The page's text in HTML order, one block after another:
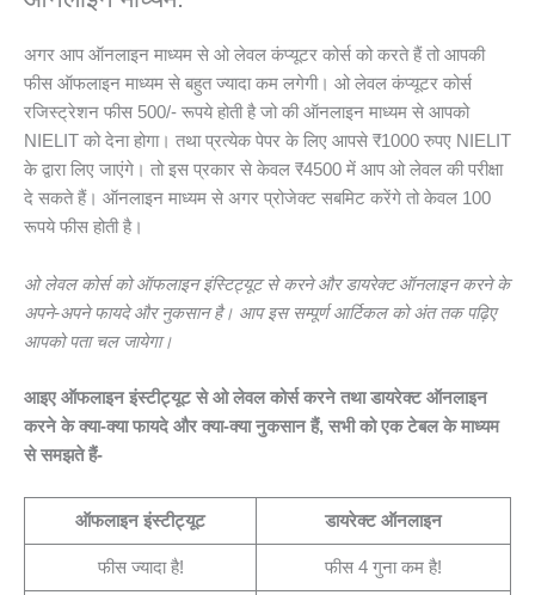
अगर आप ऑनलाइन माध्यम से ओ लेवल कंप्यूटर कोर्स को करते हैं तो आपकी
फीस ऑफलाइन माध्यम से बहुत ज्यादा कम लगेगी। ओ लेवल कंप्यूटर कोर्स
रजिस्ट्रेशन फीस 500/- रूपये होती है जो की ऑनलाइन माध्यम से आपको
NIELIT को देना होगा। तथा प्रत्येक पेपर के लिए आपसे ₹1000 रुपए NIELIT
के द्वारा लिए जाएंगे। तो इस प्रकार से केवल ₹4500 में आप ओ लेवल की परीक्षा
दे सकते हैं। ऑनलाइन माध्यम से अगर प्रोजेक्ट सबमिट करेंगे तो केवल 100
रूपये फीस होती है।
ओ लेवल कोर्स को ऑफलाइन इंस्टिट्यूट से करने और डायरेक्ट ऑनलाइन करने के
अपने-अपने फायदे और नुकसान है। आप इस सम्पूर्ण आर्टिकल को अंत तक पढ़िए
आपको पता चल जायेगा।
आइए ऑफलाइन इंस्टीट्यूट से ओ लेवल कोर्स करने तथा डायरेक्ट ऑनलाइन
करने के क्या-क्या फायदे और क्या-क्या नुकसान हैं, सभी को एक टेबल के माध्यम
से समझते हैं-
ऑफलाइन इंस्टीट्यूट डायरेक्ट ऑनलाइन
फीस ज्यादा है! फीस 4 गुना कम है!